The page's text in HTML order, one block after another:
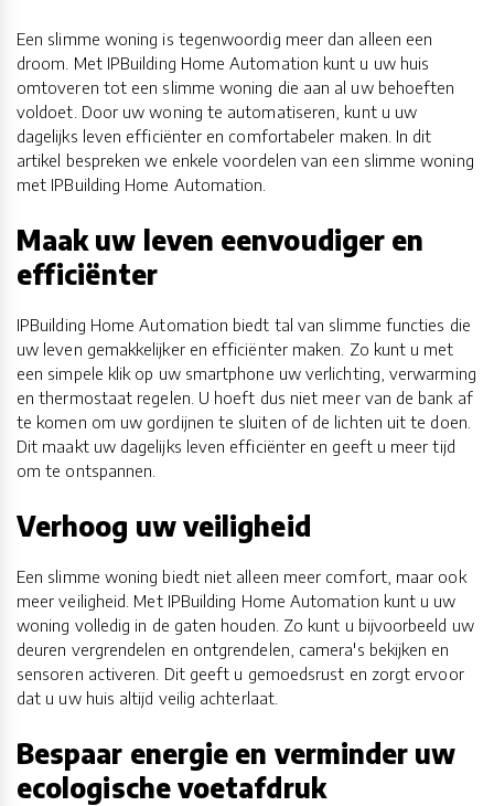
Een slimme woning is tegenwoordig meer dan alleen een
droom. Met IPBuilding Home Automation kunt u uw huis
omtoveren tot een slimme woning die aan al uw behoeften
voldoet. Door uw woning te automatiseren, kunt u uw
dagelijks leven efficiënter en comfortabeler maken. In dit
artikel bespreken we enkele voordelen van een slimme woning
met IPBuilding Home Automation.
Maak uw leven eenvoudiger en
efficiënter
IPBuilding Home Automation biedt tal van slimme functies die
uw leven gemakkelijker en efficiënter maken. Zo kunt u met
een simpele klik op uw smartphone uw verlichting, verwarming
en thermostaat regelen. U hoeft dus niet meer van de bank af
te komen om uw gordijnen te sluiten of de lichten uit te doen.
Dit maakt uw dagelijks leven efficiënter en geeft u meer tijd
om te ontspannen.
Verhoog uw veiligheid
Een slimme woning biedt niet alleen meer comfort, maar ook
meer veiligheid. Met IPBuilding Home Automation kunt u uw
woning volledig in de gaten houden. Zo kunt u bijvoorbeeld uw
deuren vergrendelen en ontgrendelen, camera's bekijken en
sensoren activeren. Dit geeft u gemoedsrust en zorgt ervoor
dat u uw huis altijd veilig achterlaat.
Bespaar energie en verminder uw
ecologische voetafdruk